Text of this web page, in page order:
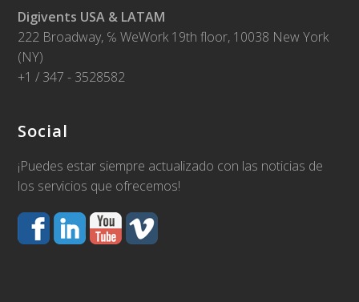
Digivents USA & LATAM
222 Broadway, ℅ WeWork 19th floor, 10038 New York
(NY)
+1 / 347 - 3528582
Social
¡Puedes estar siempre actualizado con las noticias de
los servicios que ofrecemos!